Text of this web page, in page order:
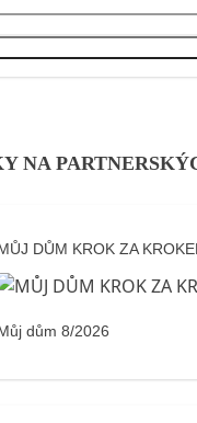
NA
DŮM KROK ZA
dům 8/2026